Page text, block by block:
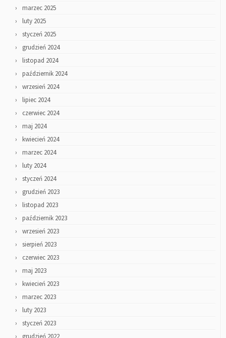
marzec 2025
luty 2025
styczeń 2025
grudzień 2024
listopad 2024
październik 2024
wrzesień 2024
lipiec 2024
czerwiec 2024
maj 2024
kwiecień 2024
marzec 2024
luty 2024
styczeń 2024
grudzień 2023
listopad 2023
październik 2023
wrzesień 2023
sierpień 2023
czerwiec 2023
maj 2023
kwiecień 2023
marzec 2023
luty 2023
styczeń 2023
grudzień 2022